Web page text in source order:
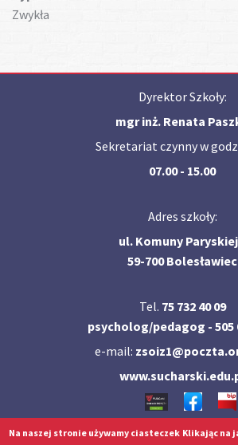
Zwykła
Dyrektor Szkoły:
mgr inż. Renata
Sekretariat czynny w
07.00 - 15.00
Adres szkoły:
ul. Komuny
59-700 Bolesławiec
Tel. 75 732 40 09
psycholog/pedagog - 505
e-mail:
Na naszej stronie używamy ciasteczek Klikając na